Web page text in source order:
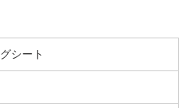
シート